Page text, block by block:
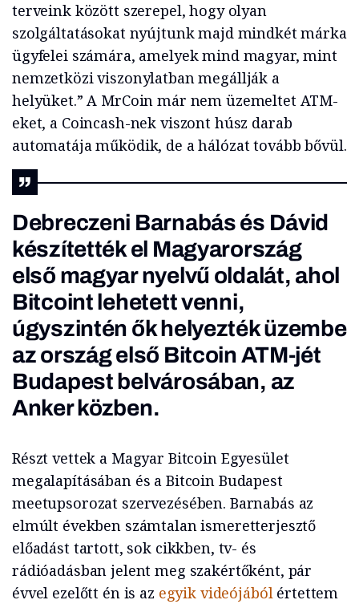
terveink között szerepel, hogy olyan
szolgáltatásokat nyújtunk majd mindkét márka
ügyfelei számára, amelyek mind magyar, mint
nemzetközi viszonylatban megállják a
helyüket.” A MrCoin már nem üzemeltet ATM-
eket, a Coincash-nek viszont húsz darab
automatája működik, de a hálózat tovább bővül.
Debreczeni Barnabás és Dávid
készítették el Magyarország
első magyar nyelvű oldalát, ahol
Bitcoint lehetett venni,
úgyszintén ők helyezték üzembe
az ország első Bitcoin ATM-jét
Budapest belvárosában, az
Anker közben.
Részt vettek a Magyar Bitcoin Egyesület
megalapításában és a Bitcoin Budapest
meetupsorozat szervezésében. Barnabás az
elmúlt években számtalan ismeretterjesztő
előadást tartott, sok cikkben, tv- és
rádióadásban jelent meg szakértőként, pár
évvel ezelőtt én is az egyik videójábólértettem